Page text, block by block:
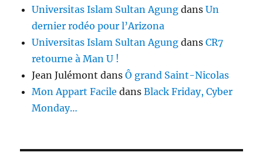
Universitas Islam Sultan Agung dansUn
dernier rodéo pour l’Arizona
Universitas Islam Sultan Agung dansCR7
retourne à Man U !
Jean Julémont dansÔ grand Saint-Nicolas
Mon Appart Facile dansBlack Friday, Cyber
Monday…